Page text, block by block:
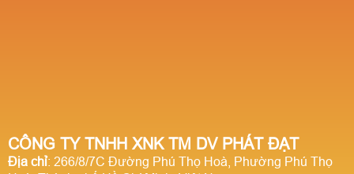
CÔNG TY TNHH XNK TM DV PHÁT ĐẠT
Địa chỉ: 266/8/7C Đường Phú Thọ Hoà, Phường Phú Thọ